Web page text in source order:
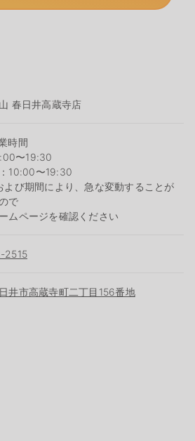
春日井高蔵寺店
時間
〜19:30
10:00〜19:30
よび期間により、急な変動することが
で
ムページを確認ください
2515
井市高蔵寺町二丁目156番地